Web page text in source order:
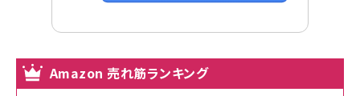
Amazon 売れ筋ランキング